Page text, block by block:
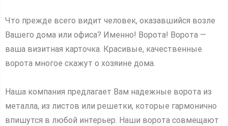
Что прежде всего видит человек, оказавшийся возле
Вашего дома или офиса? Именно! Ворота! Ворота —
ваша визитная карточка. Красивые, качественные
ворота многое скажут о хозяине дома.
Наша компания предлагает Вам надежные ворота из
металла, из листов или решетки, которые гармонично
впишутся в любой интерьер. Наши ворота совмещают